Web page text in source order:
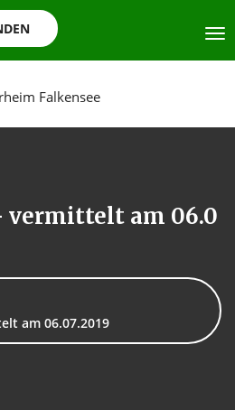
vermittelt am 06.0
am 06.07.2019